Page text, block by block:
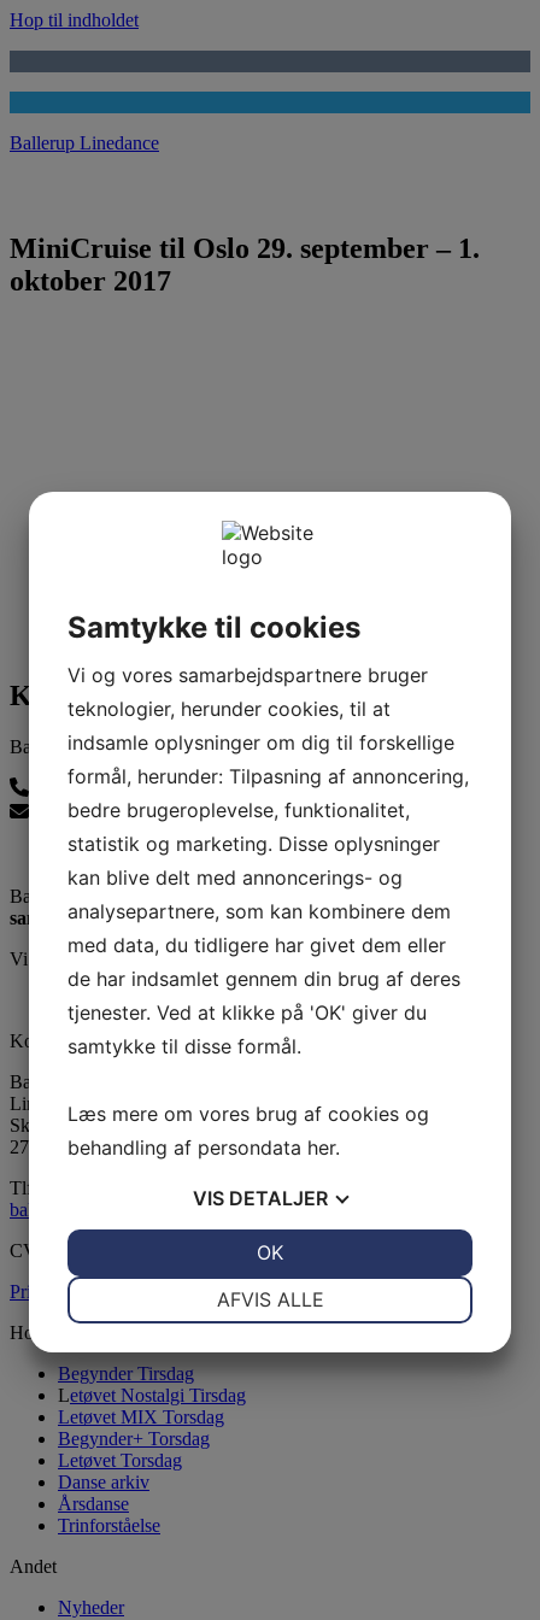
Hop til indholdet
Ballerup Linedance
MiniCruise til Oslo 29. september – 1.
oktober 2017
Kontakt os
Ballerup Linedance
24815139
balleruplinedance@gmail.com
Ballerup Linedance er klubben uden stræben men med:
samvær - glæde - motion
Vi er medlem af DGI
Kontaktinformation
Ballerup Linedance
LinedanceCentret
Skovvejens Skole Øst
2750 Ballerup
Tlf:
balleruplinedance@gmail.com
CVR: 33604130
Privatlivsspolitik
Holdoversigt
Begynder Tirsdag
Letøvet Nostalgi Tirsdag
Letøvet MIX Torsdag
Begynder+ Torsdag
Letøvet Torsdag
Danse arkiv
Årsdanse
Trinforståelse
Andet
Nyheder
Samtykke til cookies
Vi og vores samarbejdspartnere bruger
teknologier, herunder cookies, til at
indsamle oplysninger om dig til forskellige
formål, herunder: Tilpasning af annoncering,
bedre brugeroplevelse, funktionalitet,
statistik og marketing. Disse oplysninger
kan blive delt med annoncerings- og
analysepartnere, som kan kombinere dem
med data, du tidligere har givet dem eller
de har indsamlet gennem din brug af deres
tjenester. Ved at klikke på 'OK' giver du
samtykke til disse formål.
Læs mere om vores brug af cookies og
behandling af persondata her.
VIS DETALJER
MARKETING
AFVIS ALLE
OK